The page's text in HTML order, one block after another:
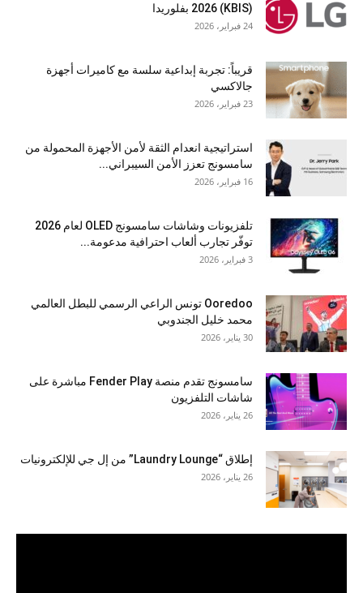
(KBIS) 2026 بفلوريدا
24 فبراير، 2026
قريباً: تجربة إبداعية سلسة مع كاميرات أجهزة
جالاكسي
23 فبراير، 2026
استراتيجية انعدام الثقة لأمن الأجهزة المحمولة من
سامسونج تعزز الأمن السيبراني...
16 فبراير، 2026
تلفزيونات وشاشات سامسونج OLED لعام 2026
توفّر تجارب ألعاب احترافية مدعومة...
3 فبراير، 2026
Ooredoo تونس الراعي الرسمي للبطل العالمي
محمد خليل الجندوبي
30 يناير، 2026
سامسونج تقدم منصة Fender Play مباشرة على
شاشات التلفزيون
26 يناير، 2026
إطلاق “Laundry Lounge” من إل جي للإلكترونيات
26 يناير، 2026